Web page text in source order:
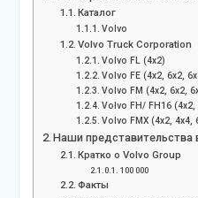
Каталог
Volvo
Volvo Truck Corporation
Volvo FL (4х2)
Volvo FE (4х2, 6х2,
Volvo FM (4х2, 6х2,
Volvo FH/ FH16 (4х2,
Volvo FMX (4х2, 4х4,
Наши представительства
Кратко о Volvo Group
100 000
Факты